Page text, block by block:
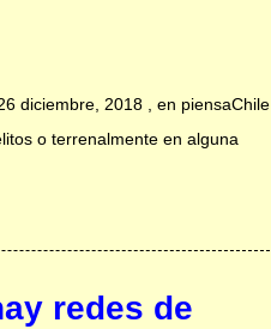
diciembre, 2018 , en piensaChile
o terrenalmente en alguna
redes de